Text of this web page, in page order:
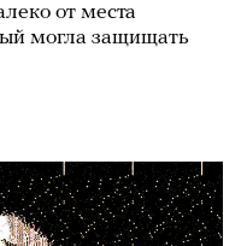
от места
могла защищать